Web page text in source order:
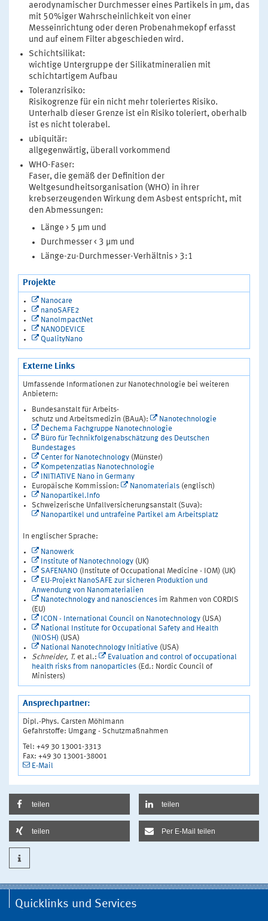
aerodynamischer Durchmesser eines Partikels in µm, das
mit 50%iger Wahrscheinlichkeit von einer
Messeinrichtung oder deren Probenahmekopf erfasst
und auf einem Filter abgeschieden wird.
Schichtsilikat:
wichtige Untergruppe der Silikatmineralien mit
schichtartigem Aufbau
Toleranzrisiko:
Risikogrenze für ein nicht mehr toleriertes Risiko.
Unterhalb dieser Grenze ist ein Risiko toleriert, oberhalb
ist es nicht tolerabel.
ubiquitär:
allgegenwärtig, überall vorkommend
WHO-Faser:
Faser, die gemäß der Definition der
Weltgesundheitsorganisation (WHO) in ihrer
krebserzeugenden Wirkung dem Asbest entspricht, mit
den Abmessungen:
Länge > 5 µm und
Durchmesser < 3 µm und
Länge-zu-Durchmesser-Verhältnis > 3:1
Projekte
Nanocare
nanoSAFE2
NanoImpactNet
NANODEVICE
QualityNano
Externe Links
Umfassende Informationen zur Nanotechnologie bei weiteren
Anbietern:
Bundesanstalt für Arbeits-
schutz und Arbeitsmedizin (BAuA):
Nanotechnologie
Dechema Fachgruppe Nanotechnologie
Büro für Technikfolgenabschätzung des Deutschen
Bundestages
Center for Nanotechnology (Münster)
Kompetenzatlas Nanotechnologie
INITIATIVE Nano in Germany
Europäische Kommission:
Nanomaterials (englisch)
Nanopartikel.Info
Schweizerische Unfallversicherungsanstalt (Suva):
Nanopartikel und untrafeine Partikel am Arbeitsplatz
In englischer Sprache:
Nanowerk
Institute of Nanotechnology (UK)
SAFENANO (Institute of Occupational Medicine - IOM) (UK)
EU-Projekt NanoSAFE zur sicheren Produktion und
Anwendung von Nanomaterialien
Nanotechnology and nanosciences im Rahmen von CORDIS
(EU)
ICON - International Council on Nanotechnology (USA)
National Institute for Occupational Safety and Health
(NIOSH) (USA)
National Nanotechnology Initiative (USA)
Schneider, T. et al.:
Evaluation and control of occupational
health risks from nanoparticles (Ed.: Nordic Council of
Ministers)
Ansprechpartner:
Dipl.-Phys. Carsten Möhlmann
Gefahrstoffe: Umgang - Schutzmaßnahmen
Tel: +49 30 13001-3313
Fax: +49 30 13001-38001
E-Mail
teilen teilen
teilen Per E-Mail teilen
Quicklinks und Services